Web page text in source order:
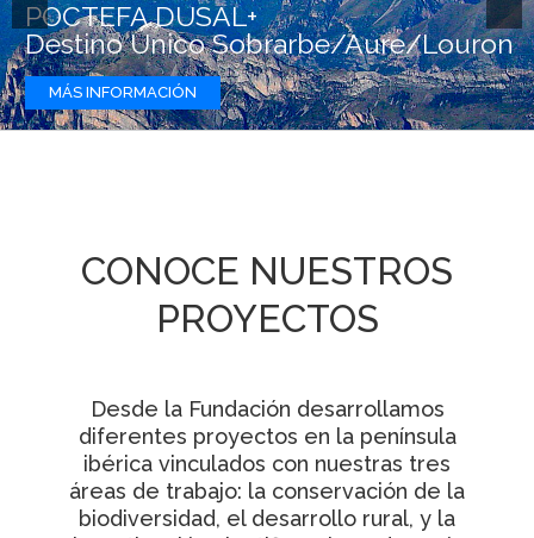
RECURSOS
NOTICIAS
CARRITO
POCTEFA DUSAL+
Destino Único Sobrarbe/Aure/Louron
MÁS INFORMACIÓN
CONOCE NUESTROS
PROYECTOS
Desde la Fundación desarrollamos
diferentes proyectos en la península
ibérica vinculados con nuestras tres
áreas de trabajo: la conservación de la
biodiversidad, el desarrollo rural, y la